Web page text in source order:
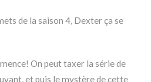
de la saison 4, Dexter ça se
On peut taxer la série de
et puis le mystère de cette